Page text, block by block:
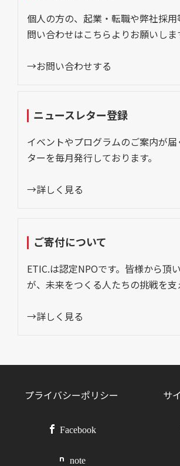
個人の方の、起業・転職や弊社採
問い合わせはこちらよりお願いしま
→お問い合わせする
ニュースレター登録
イベントやプログラムのご案内が届
ターを毎月発行しております。
→詳しく見る
ご寄付について
ETIC.は認定NPOです。皆様から頂
が、未来をつくる人たちの挑戦を支
→詳しく見る
プライバシーポリシー サ
Facebook
note